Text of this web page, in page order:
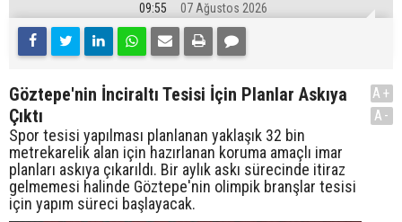
09:55 07 Ağustos 2026
Göztepe'nin İnciraltı Tesisi İçin Planlar Askıya
Çıktı
Spor tesisi yapılması planlanan yaklaşık 32 bin
metrekarelik alan için hazırlanan koruma amaçlı imar
planları askıya çıkarıldı. Bir aylık askı sürecinde itiraz
gelmemesi halinde Göztepe'nin olimpik branşlar tesisi
için yapım süreci başlayacak.
A+
A-